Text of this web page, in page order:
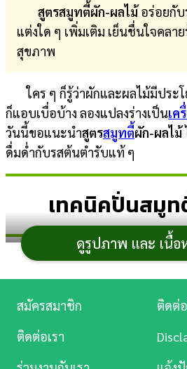
สูตรสมูทตี้ผัก-ผลไม้อร่อยกับ
แต่งใด ๆ เพิ่มเติม เย็นชื่นใจคลา
สุขภาพ
ใคร ๆ ก็รู้ว่าผักและผลไม้มีปร
ก็แอบเบื่อบ้าง ลองแปลงร่างเป็นเค
วันนี้ขอแนะนำสูตรสมูทตี้ผัก-ผลไม้
ดื่มด่ำกับรสต้นตำรับแท้ ๆ
เทคนิคปั่นสมูท
ดูรูปภาพ และ เนื้อ
บอล
สด
เงิน
การ
ศึกษา
บันเทิง
ดู
หนัง
สมัครสมาชิก
ติดต่
ติดต่อเรา